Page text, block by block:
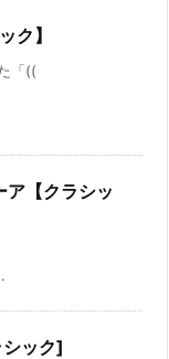
ク】
「((
【クラシッ
ック]